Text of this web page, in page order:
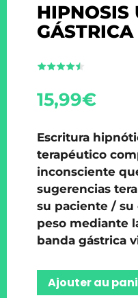
HIPNOSIS
15,99€
Escritura
terapéutico
inconsciente
sugerencias
su paciente /
peso mediante
banda gástrica
Ajouter au